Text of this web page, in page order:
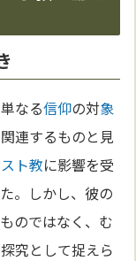
なる信仰の対象
連するものと見
ト教に影響を受
。しかし、彼の
のではなく、む
究として捉えら